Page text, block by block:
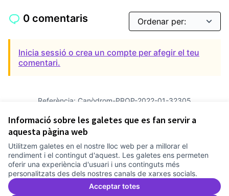
Informació sobre les galetes que es fan servir a
aquesta pàgina web
Utilitzem galetes en el nostre lloc web per a millorar el
rendiment i el contingut d'aquest. Les galetes ens permeten
oferir una experiència d'usuari i uns continguts més
personalitzats des dels nostres canals de xarxes socials.
Acceptar totes
0 comentaris
Inicia sessió o crea un compte per afegir el teu
comentari.
Referència: Canòdrom-PROP-2022-01-32305
Verifica l'empremta digital
Termes i condicions d'ús
Configuració de les galetes
Comunitat Canòdrom a Facebook
(Link externo)
Comunitat Canòdrom a Instagram
(Link externo)
Comunitat Canòdrom a YouTube
(Link externo)
Català
Triar la llengua Elegir el idiomaChoose language